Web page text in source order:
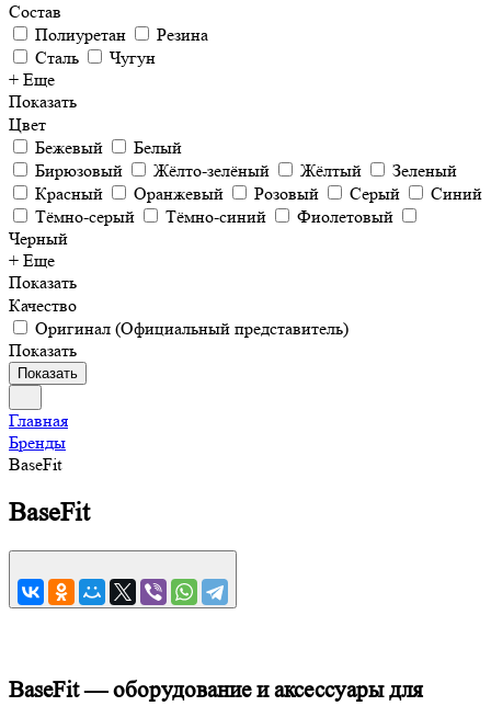
Состав
Полиуретан
Резина
Сталь
Чугун
+ Еще
Показать
Цвет
Бежевый
Белый
Бирюзовый
Жёлто-зелёный Жёлтый
Зеленый
Красный
Оранжевый Розовый Серый
Синий
Тёмно-серый
Тёмно-синий
Фиолетовый
Черный
+ Еще
Показать
Качество
Оригинал (Официальный представитель)
Показать
Показать
Главная
Бренды
BaseFit
BaseFit
BaseFit — оборудование и аксессуары для